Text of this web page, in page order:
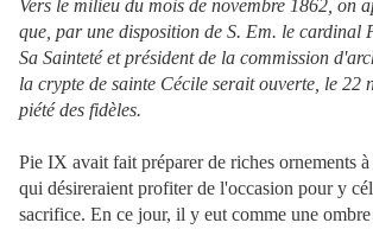
Vers le milieu du mois de novembre 1862, on
que, par une disposition de S. Em. le cardinal
Sa Sainteté et président de la commission
la crypte de sainte Cécile serait ouverte, le 22
piété des fidèles.
Pie IX avait fait préparer de riches ornements à
qui désireraient profiter de l'occasion pour y
sacrifice. En ce jour, il y eut comme une ombre